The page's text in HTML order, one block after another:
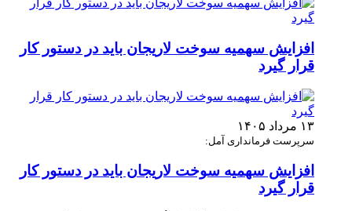
افزایش سهمیه سوخت لاریجان باید در دستور کار
قرار گیرد
۱۳ مرداد ۱۴۰۵
سرپرست فرمانداری آمل:
افزایش سهمیه سوخت لاریجان باید در دستور کار
قرار گیرد